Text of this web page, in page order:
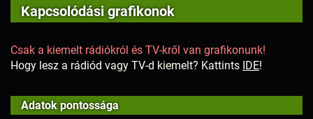
Kapcsolódási grafikonok
Csak a kiemelt rádiókról és TV-kről van grafikonunk!
Hogy lesz a rádiód vagy TV-d kiemelt? Kattints IDE!
Adatok pontossága